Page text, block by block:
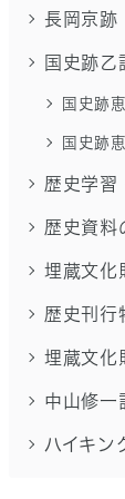
長岡京跡
国史跡乙
国史跡
国史跡
歴史学習
歴史資料
埋蔵文化
歴史刊行
埋蔵文化
中山修一
ハイキン